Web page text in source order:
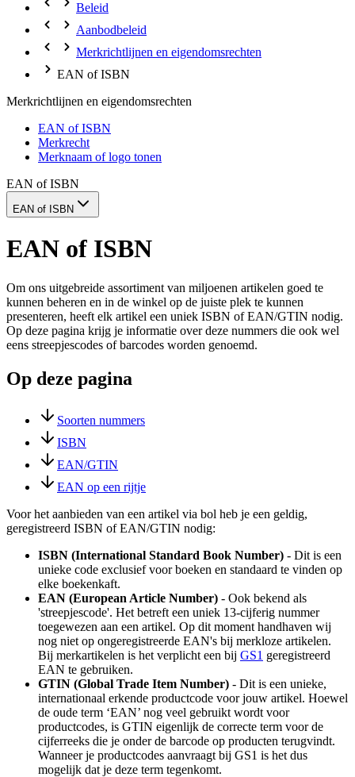
Beleid
Aanbodbeleid
Merkrichtlijnen en eigendomsrechten
EAN of ISBN
Merkrichtlijnen en eigendomsrechten
EAN of ISBN
Merkrecht
Merknaam of logo tonen
EAN of ISBN
EAN of ISBN
EAN of ISBN
Om ons uitgebreide assortiment van miljoenen artikelen goed te
kunnen beheren en in de winkel op de juiste plek te kunnen
presenteren, heeft elk artikel een uniek ISBN of EAN/GTIN nodig.
Op deze pagina krijg je informatie over deze nummers die ook wel
eens streepjescodes of barcodes worden genoemd.
Op deze pagina
Soorten nummers
ISBN
EAN/GTIN
EAN op een rijtje
Voor het aanbieden van een artikel via bol heb je een geldig,
geregistreerd ISBN of EAN/GTIN nodig:
ISBN (International Standard Book Number) - Dit is een
unieke code exclusief voor boeken en standaard te vinden op
elke boekenkaft.
EAN (European Article Number) - Ook bekend als
'streepjescode'. Het betreft een uniek 13-cijferig nummer
toegewezen aan een artikel. Op dit moment handhaven wij
nog niet op ongeregistreerde EAN's bij merkloze artikelen.
Bij merkartikelen is het verplicht een bij GS1 geregistreerd
EAN te gebruiken.
GTIN (Global Trade Item Number) - Dit is een unieke,
internationaal erkende productcode voor jouw artikel. Hoewel
de oude term ‘EAN’ nog veel gebruikt wordt voor
productcodes, is GTIN eigenlijk de correcte term voor de
cijferreeks die je onder de barcode op producten terugvindt.
Wanneer je productcodes aanvraagt bij GS1 is het dus
mogelijk dat je deze term tegenkomt.